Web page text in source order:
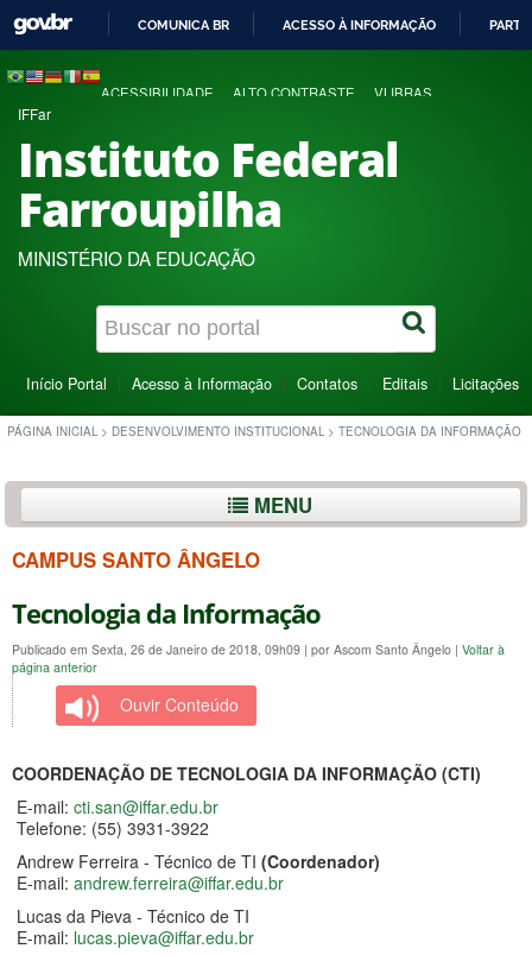
COMUNICA BR ACESSO À INFORMAÇÃO
ACESSIBILIDADE ALTO CONTRASTE VLIBRAS
IFFar
Instituto Federal
Farroupilha
MINISTÉRIO DA EDUCAÇÃO
Início Portal Acesso à Informação Contatos Editais Licitações
PÁGINA INICIAL > DESENVOLVIMENTO INSTITUCIONAL > TECNOLOGIA DA INFORMAÇÃO
MENU
CAMPUS SANTO ÂNGELO
Tecnologia da Informação
Publicado em Sexta, 26 de Janeiro de 2018, 09h09 | por Ascom Santo Ângelo | Voltar à
página anterior
Ouvir Conteúdo
COORDENAÇÃO DE TECNOLOGIA DA INFORMAÇÃO (CTI)
E-mail: cti.san@iffar.edu.br
Telefone: (55) 3931-3922
Andrew Ferreira - Técnico de TI (Coordenador)
E-mail: andrew.ferreira@iffar.edu.br
Lucas da Pieva - Técnico de TI
E-mail: lucas.pieva@iffar.edu.br